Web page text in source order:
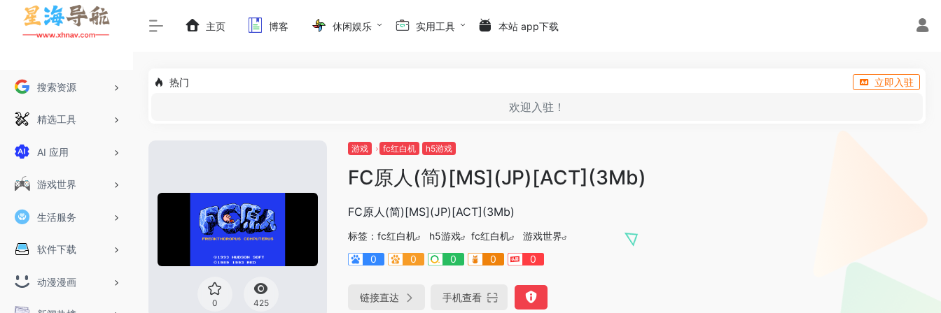
搜索资源
精选工具
AI 应用
游戏世界
生活服务
软件下载
动漫漫画
主页 博客 休闲娱乐 实用工具 本站 app下载
热门 立即入驻
欢迎入驻！
0 425
游戏 fc红白机 h5游戏
FC原人(简)[MS](JP)[ACT](3Mb)
FC原人(简)[MS](JP)[ACT](3Mb)
标签： fc红白机 h5游戏 fc红白机
游戏世界
0
0 0 0 0
链接直达 手机查看